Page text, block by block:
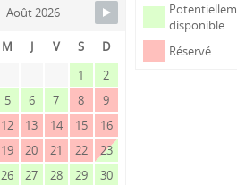
disponible
Réservé
Août 2026
M J V S
D
1
2
5 6 7 8
9
12 13 14 15
16
19 20 21 22
23
26 27 28 29
30